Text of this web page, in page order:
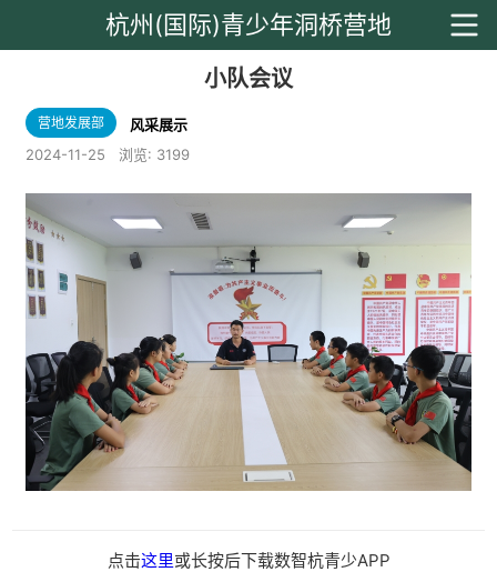
杭州(国际)青少年洞桥营地
小队会议
营地发展部
风采展示
2024-11-25
浏览: 3199
点击这里或长按后下载数智杭青少APP